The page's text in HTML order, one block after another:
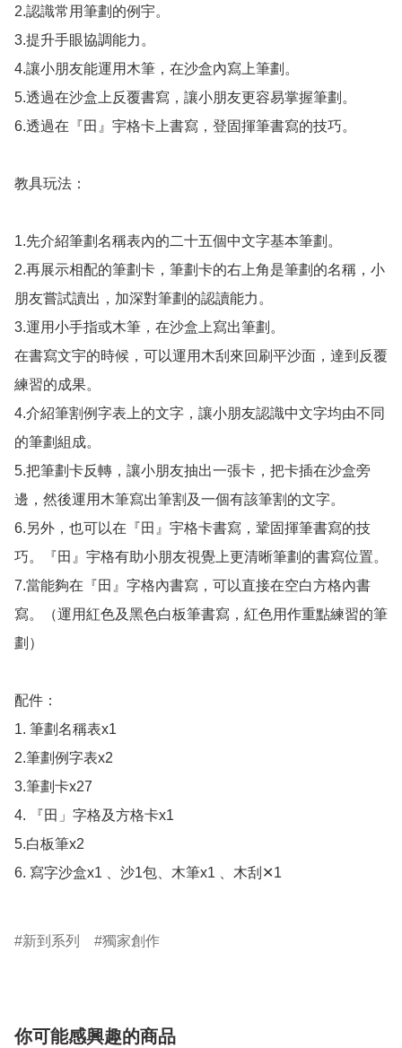
2.認識常用筆劃的例宇。
3.提升手眼協調能力。
4.讓小朋友能運用木筆，在沙盒內寫上筆劃。
5.透過在沙盒上反覆書寫，讓小朋友更容易掌握筆劃。
6.透過在『田』宇格卡上書寫，登固揮筆書寫的技巧。
教具玩法：
1.先介紹筆劃名稱表內的二十五個中文字基本筆劃。
2.再展示相配的筆劃卡，筆劃卡的右上角是筆劃的名稱，小
朋友嘗試讀出，加深對筆劃的認讀能力。
3.運用小手指或木筆，在沙盒上寫出筆劃。
在書寫文宇的時候，可以運用木刮來回刷平沙面，達到反覆
練習的成果。
4.介紹筆割例字表上的文字，讓小朋友認識中文字均由不同
的筆劃組成。
5.把筆劃卡反轉，讓小朋友抽出一張卡，把卡插在沙盒旁
邊，然後運用木筆寫出筆割及一個有該筆割的文字。
6.另外，也可以在『田』宇格卡書寫，鞏固揮筆書寫的技
巧。『田』宇格有助小朋友視覺上更清晰筆劃的書寫位置。
7.當能夠在『田』字格內書寫，可以直接在空白方格內書
寫。（運用紅色及黑色白板筆書寫，紅色用作重點練習的筆
劃）
配件：
1. 筆劃名稱表x1
2.筆劃例字表x2
3.筆劃卡x27
4. 『田」字格及方格卡x1
5.白板筆x2
6. 寫字沙盒x1 、沙1包、木筆x1 、木刮✕1
新到系列 獨家創作
你可能感興趣的商品